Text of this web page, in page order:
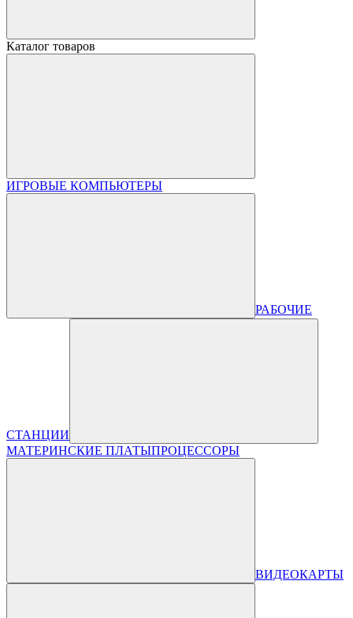
Каталог товаров
ИГРОВЫЕ КОМПЬЮТЕРЫ
РАБОЧИЕ
СТАНЦИИ
МАТЕРИНСКИЕ ПЛАТЫПРОЦЕССОРЫ
ВИДЕОКАРТЫ